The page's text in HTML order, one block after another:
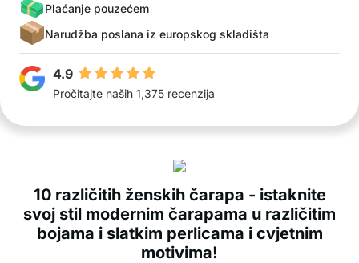
Plaćanje pouzećem
Narudžba poslana iz europskog skladišta
4.9
Pročitajte naših 1,375 recenzija
10 različitih ženskih čarapa - istaknite
svoj stil modernim čarapama u različitim
bojama i slatkim perlicama i cvjetnim
motivima!